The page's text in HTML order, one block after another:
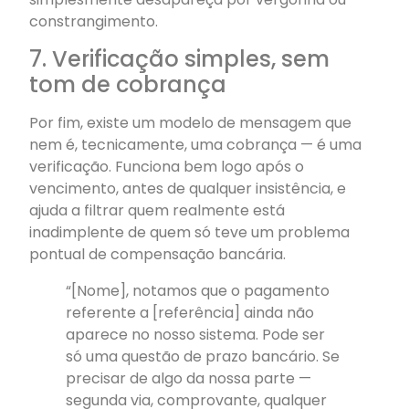
constrangimento.
7. Verificação simples, sem
tom de cobrança
Por fim, existe um modelo de mensagem que
nem é, tecnicamente, uma cobrança — é uma
verificação. Funciona bem logo após o
vencimento, antes de qualquer insistência, e
ajuda a filtrar quem realmente está
inadimplente de quem só teve um problema
pontual de compensação bancária.
“[Nome], notamos que o pagamento
referente a [referência] ainda não
aparece no nosso sistema. Pode ser
só uma questão de prazo bancário. Se
precisar de algo da nossa parte —
segunda via, comprovante, qualquer